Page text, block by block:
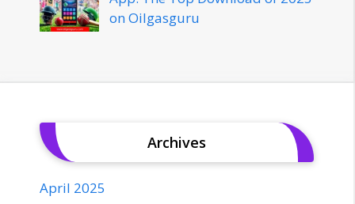
on Oilgasguru
Archives
April 2025